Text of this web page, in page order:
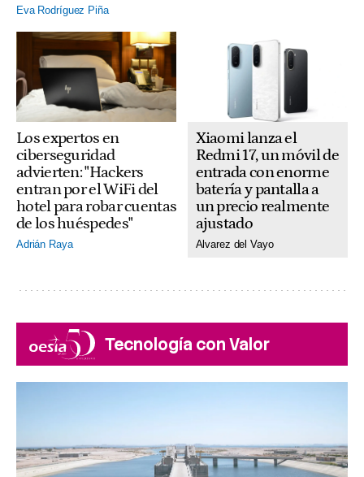
Eva Rodríguez Piña
Los expertos en
ciberseguridad
advierten: "Hackers
entran por el WiFi del
hotel para robar cuentas
de los huéspedes"
Adrián Raya
Xiaomi lanza el
Redmi 17, un móvil de
entrada con enorme
batería y pantalla a
un precio realmente
ajustado
Alvarez del Vayo
Tecnología con Valor